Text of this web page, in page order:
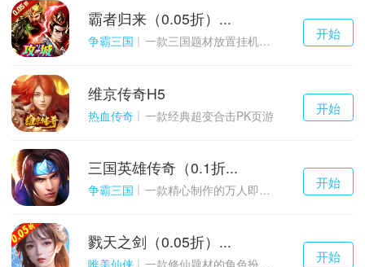
千百度h5
游戏
开始
霸者归来（0.05折）...
争霸三国 一款三国题材放置挂机与战争策略结合的游戏
千百度h5
游戏
开始
维京传奇H5
热血传奇 一款经典超变合击PK页游
千百度h5
游戏
开始
三国英雄传奇（0.1折...
争霸三国 一款精心制作的万人即时战斗SLG三国手游
千百度h5
游戏
开始
戮天之剑（0.05折）...